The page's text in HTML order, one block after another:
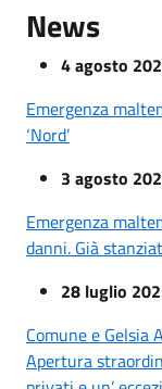
News
4 agosto
Emergenza
‘Nord’
3 agosto
Emergenza
danni. Già
28 luglio
Comune e Gelsia
Apertura